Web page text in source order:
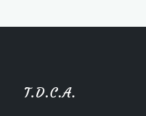
T.D.C.A.